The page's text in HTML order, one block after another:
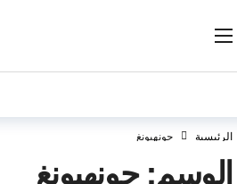
الرئيسية جونهيونغ
الوسم:جونهيونغ